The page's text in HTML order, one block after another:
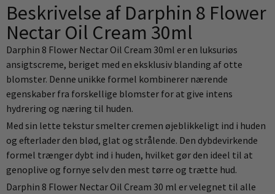
Beskrivelse af Darphin 8 Flower
Nectar Oil Cream 30ml
Darphin 8 Flower Nectar Oil Cream 30ml er en luksuriøs
ansigtscreme, beriget med en eksklusiv blanding af otte
blomster. Denne unikke formel kombinerer nærende
egenskaber fra forskellige blomster for at give intens
hydrering og næring til huden.
Med sin lette tekstur smelter cremen øjeblikkeligt ind i huden
og efterlader den blød, glat og strålende. Den dybdevirkende
formel trænger dybt ind i huden, hvilket gør den ideel til at
genoplive og fornye selv den mest tørre og trætte hud.
Darphin 8 Flower Nectar Oil Cream 30 ml er velegnet til alle